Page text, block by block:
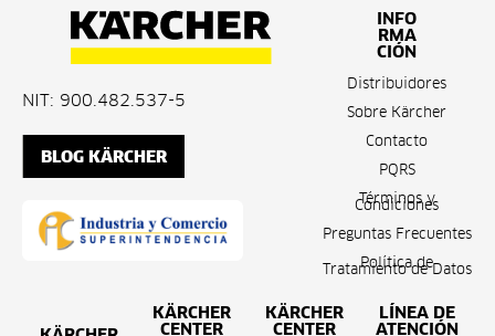
NIT: 900.482.537-5
BLOG KÄRCHER
INFO
RMA
CIÓN
Distribuidores
Sobre Kärcher
Contacto
PQRS
Términos y
Condiciones
Preguntas Frecuentes
Política de
Tratamiento de Datos
KÄRCHER
CENTER
KÄRCHER
CENTER
LÍNEA DE
ATENCIÓN